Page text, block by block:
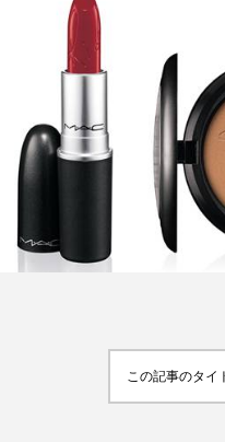
SNSの「加工顔」と美容医療
がもたらす可能性とこれから
2026.07.13
FEATURED 注目の
この記事のタイ